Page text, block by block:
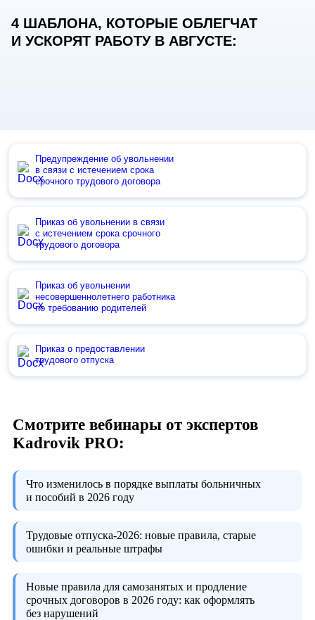
4 ШАБЛОНА, КОТОРЫЕ ОБЛЕГЧАТ
И УСКОРЯТ РАБОТУ В АВГУСТЕ:
Предупреждение об увольнении
в связи с истечением срока
срочного трудового договора
Приказ об увольнении в связи
с истечением срока срочного
трудового договора
Приказ об увольнении
несовершеннолетнего работника
по требованию родителей
Приказ о предоставлении
трудового отпуска
Смотрите вебинары от экспертов
Kadrovik PRO:
Что изменилось в порядке выплаты больничных
и пособий в 2026 году
Трудовые отпуска-2026: новые правила, старые
ошибки и реальные штрафы
Новые правила для самозанятых и продление
срочных договоров в 2026 году: как оформлять
без нарушений